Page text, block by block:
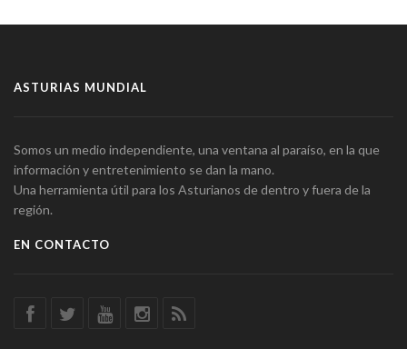
ASTURIAS MUNDIAL
Somos un medio independiente, una ventana al paraíso, en la que
información y entretenimiento se dan la mano.
Una herramienta útil para los Asturianos de dentro y fuera de la
región.
EN CONTACTO